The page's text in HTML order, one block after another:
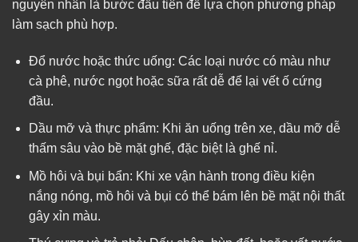
nguyên nhân là bước đầu tiên để lựa chọn phương pháp
làm sạch phù hợp.
Đổ nước hoặc thức uống: Các loại nước có màu như
cà phê, nước ngọt hoặc sữa rất dễ để lại vết ố cứng
đầu.
Dầu mỡ và thực phẩm: Khi ăn uống trên xe, dầu mỡ dễ
thấm sâu vào bề mặt ghế, đặc biệt là ghế nỉ.
Mồ hôi và bụi bẩn: Khi xe vận hành trong điều kiện
nắng nóng, mồ hôi và bụi có thể bám lên bề mặt nội thất
gây xỉn màu.